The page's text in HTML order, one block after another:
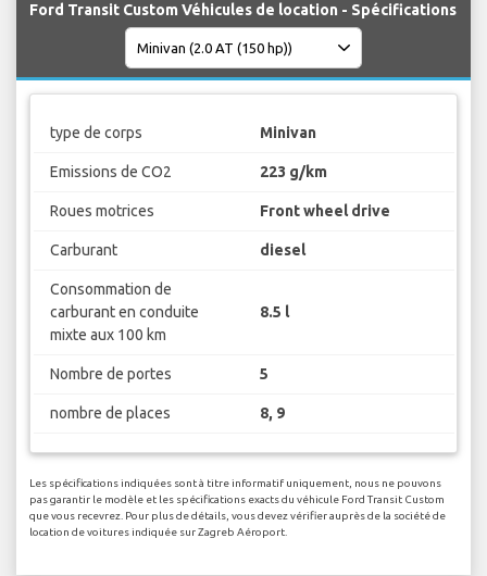
Ford Transit Custom Véhicules de location - Spécifications
type de corps Minivan
Emissions de CO2 223 g/km
Roues motrices Front wheel drive
Carburant diesel
Consommation de
carburant en conduite
mixte aux 100 km
8.5 l
Nombre de portes 5
nombre de places 8, 9
Les spécifications indiquées sont à titre informatif uniquement, nous ne pouvons
pas garantir le modèle et les spécifications exacts du véhicule Ford Transit Custom
que vous recevrez. Pour plus de détails, vous devez vérifier auprès de la société de
location de voitures indiquée sur Zagreb Aéroport.